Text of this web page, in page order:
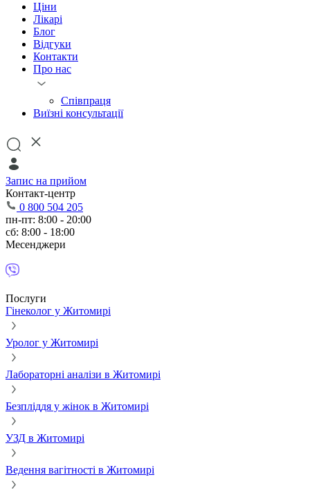
Ціни
Лікарі
Блог
Відгуки
Контакти
Про нас
Співпраця
Виїзні консультації
Запис на прийом
Контакт-центр
0 800 504 205
пн-пт: 8:00 - 20:00
сб: 8:00 - 18:00
Месенджери
Послуги
Гінеколог у Житомирі
Уролог у Житомирі
Лабораторні аналізи в Житомирі
Безпліддя у жінок в Житомирі
УЗД в Житомирі
Ведення вагітності в Житомирі